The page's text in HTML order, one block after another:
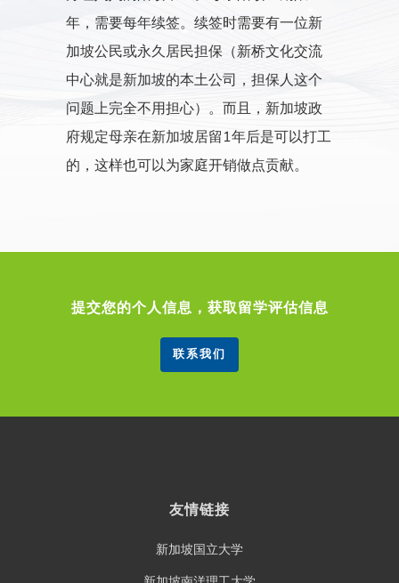
年，需要每年续签。续签时需要有一位新
加坡公民或永久居民担保（新桥文化交流
中心就是新加坡的本土公司，担保人这个
问题上完全不用担心）。而且，新加坡政
府规定母亲在新加坡居留1年后是可以打工
的，这样也可以为家庭开销做点贡献。
提交您的个人信息，获取留学评估信息
联系我们
友情链接
新加坡国立大学